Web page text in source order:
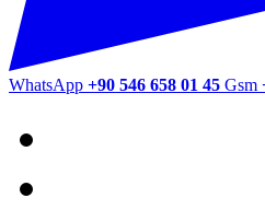
WhatsApp +90 546 658 01 45 Gsm